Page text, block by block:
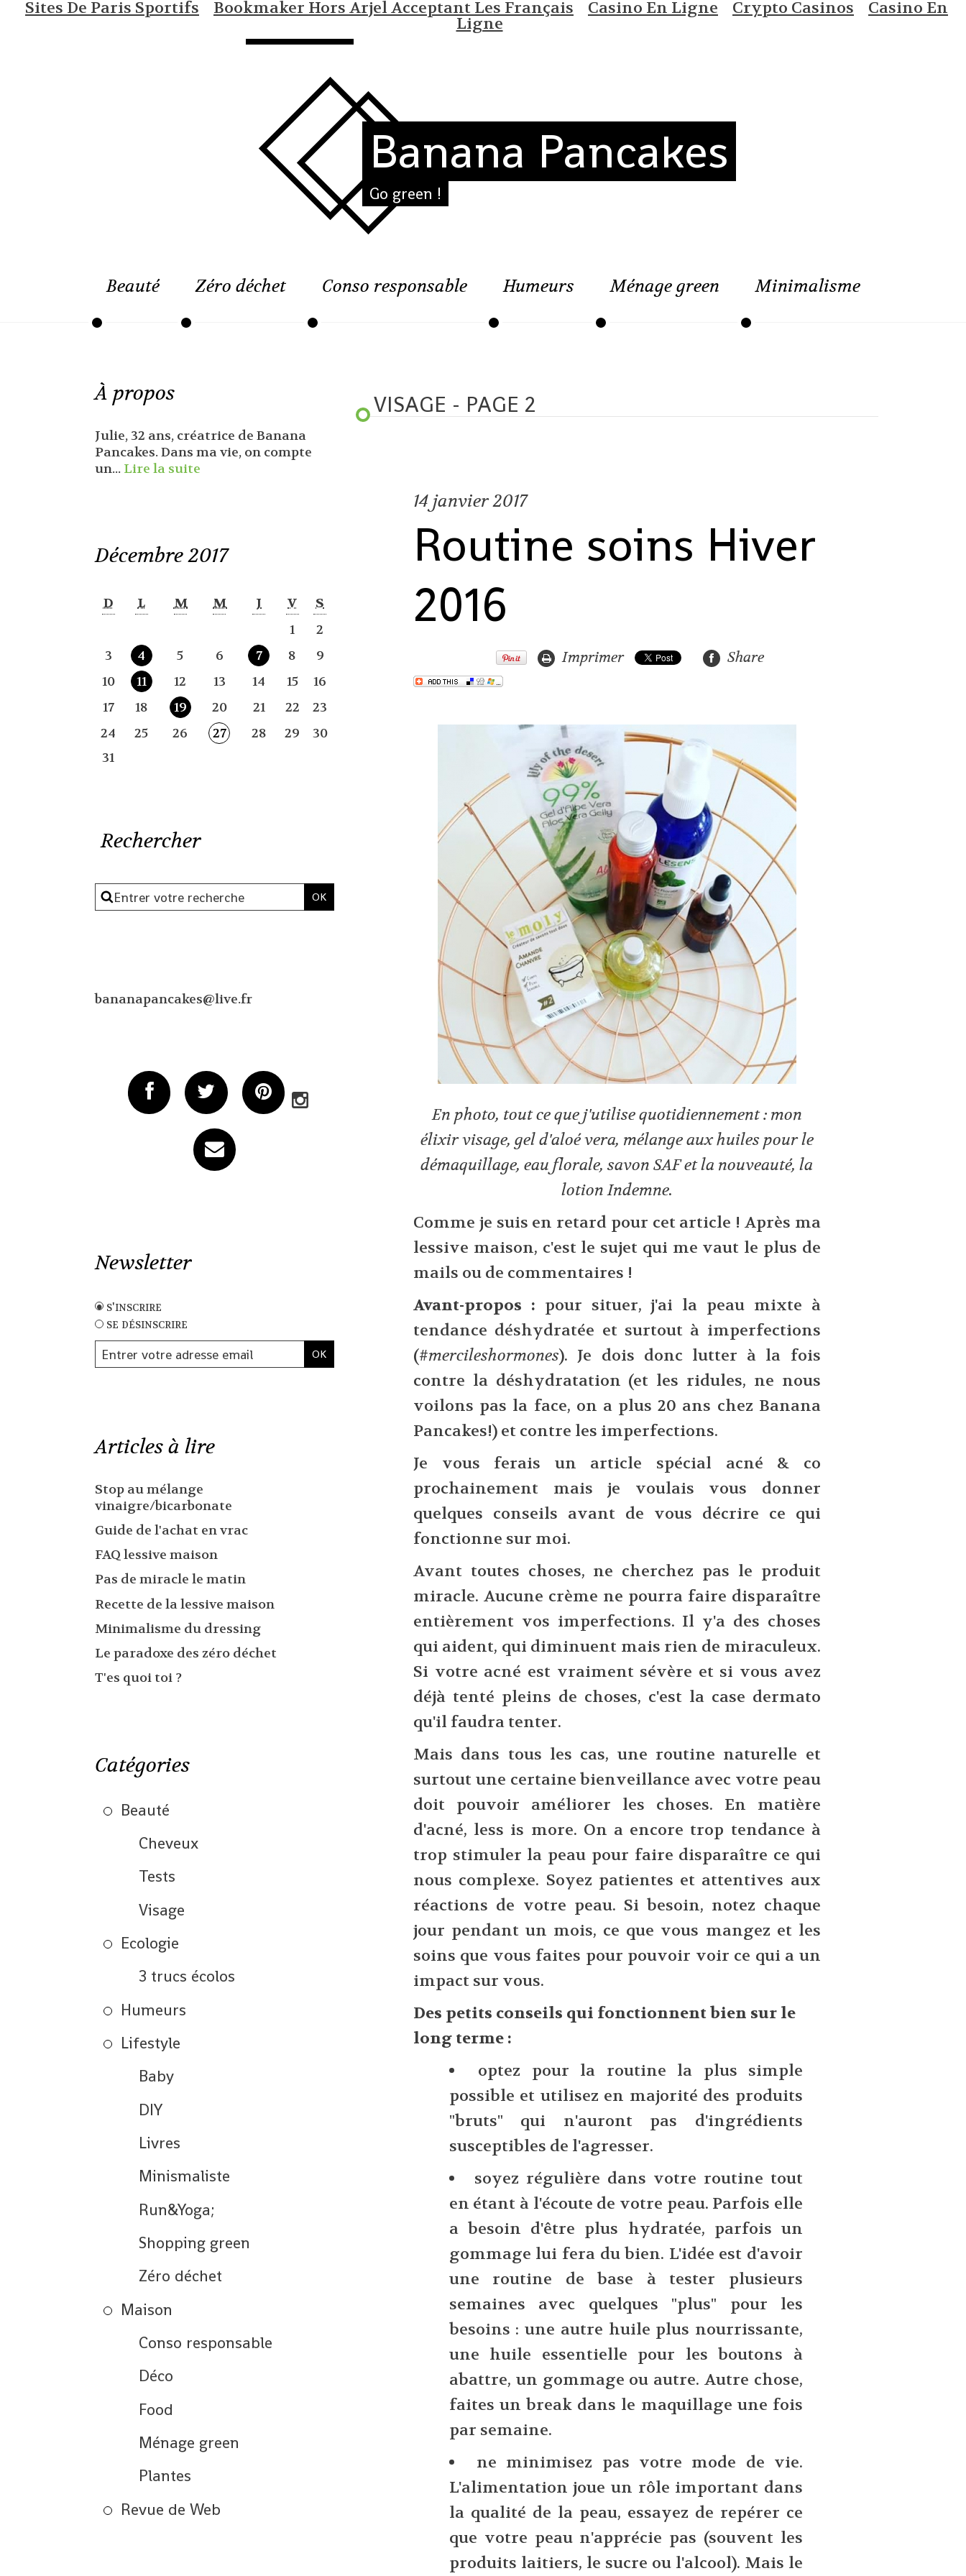
Sites De Paris Sportifs Bookmaker Hors Arjel Acceptant Les Français Casino En Ligne Crypto Casinos Casino En
Ligne
Banana Pancakes
Go green !
Beauté Zéro déchet Conso responsable Humeurs Ménage green Minimalisme
À propos
Julie, 32 ans, créatrice de Banana
Pancakes. Dans ma vie, on compte
un... Lire la suite
Décembre 2017
D L M M J V
S
1
2
3
4 5 6 7 8
9
10
11 12 13 14 15
16
17
18 19 20 21 22
23
24
25 26 27 28 29
30
31
Rechercher
bananapancakes@live.fr
Newsletter
s'inscrire
se désinscrire
Articles à lire
Stop au mélange
vinaigre/bicarbonate
Guide de l'achat en vrac
FAQ lessive maison
Pas de miracle le matin
Recette de la lessive maison
Minimalisme du dressing
Le paradoxe des zéro déchet
T'es quoi toi ?
Catégories
Beauté
Cheveux
Tests
Visage
Ecologie
3 trucs écolos
Humeurs
Lifestyle
Baby
DIY
Livres
Minismaliste
Run&Yoga;
Shopping green
Zéro déchet
Maison
Conso responsable
Déco
Food
Ménage green
Plantes
Revue de Web
VISAGE - PAGE 2
14janvier 2017
Routine soins Hiver
2016
Imprimer Share
En photo, tout ce que j'utilise quotidiennement : mon
élixir visage, gel d'aloé vera, mélange aux huiles pour le
démaquillage, eau florale, savon SAF et la nouveauté, la
lotion Indemne.
Comme je suis en retard pour cet article ! Après ma
lessive maison, c'est le sujet qui me vaut le plus de
mails ou de commentaires !
Avant-propos : pour situer, j'ai la peau mixte à
tendance déshydratée et surtout à imperfections
(#mercileshormones). Je dois donc lutter à la fois
contre la déshydratation (et les ridules, ne nous
voilons pas la face, on a plus 20 ans chez Banana
Pancakes!) et contre les imperfections.
Je vous ferais un article spécial acné & co
prochainement mais je voulais vous donner
quelques conseils avant de vous décrire ce qui
fonctionne sur moi.
Avant toutes choses, ne cherchez pas le produit
miracle. Aucune crème ne pourra faire disparaître
entièrement vos imperfections. Il y'a des choses
qui aident, qui diminuent mais rien de miraculeux.
Si votre acné est vraiment sévère et si vous avez
déjà tenté pleins de choses, c'est la case dermato
qu'il faudra tenter.
Mais dans tous les cas, une routine naturelle et
surtout une certaine bienveillance avec votre peau
doit pouvoir améliorer les choses. En matière
d'acné, less is more. On a encore trop tendance à
trop stimuler la peau pour faire disparaître ce qui
nous complexe. Soyez patientes et attentives aux
réactions de votre peau. Si besoin, notez chaque
jour pendant un mois, ce que vous mangez et les
soins que vous faites pour pouvoir voir ce qui a un
impact sur vous.
Des petits conseils qui fonctionnent bien sur le
long terme :
optez pour la routine la plus simple
possible et utilisez en majorité des produits
"bruts" qui n'auront pas d'ingrédients
susceptibles de l'agresser.
soyez régulière dans votre routine tout
en étant à l'écoute de votre peau. Parfois elle
a besoin d'être plus hydratée, parfois un
gommage lui fera du bien. L'idée est d'avoir
une routine de base à tester plusieurs
semaines avec quelques "plus" pour les
besoins : une autre huile plus nourrissante,
une huile essentielle pour les boutons à
abattre, un gommage ou autre. Autre chose,
faites un break dans le maquillage une fois
par semaine.
ne minimisez pas votre mode de vie.
L'alimentation joue un rôle important dans
la qualité de la peau, essayez de repérer ce
que votre peau n'apprécie pas (souvent les
produits laitiers, le sucre ou l'alcool). Mais le